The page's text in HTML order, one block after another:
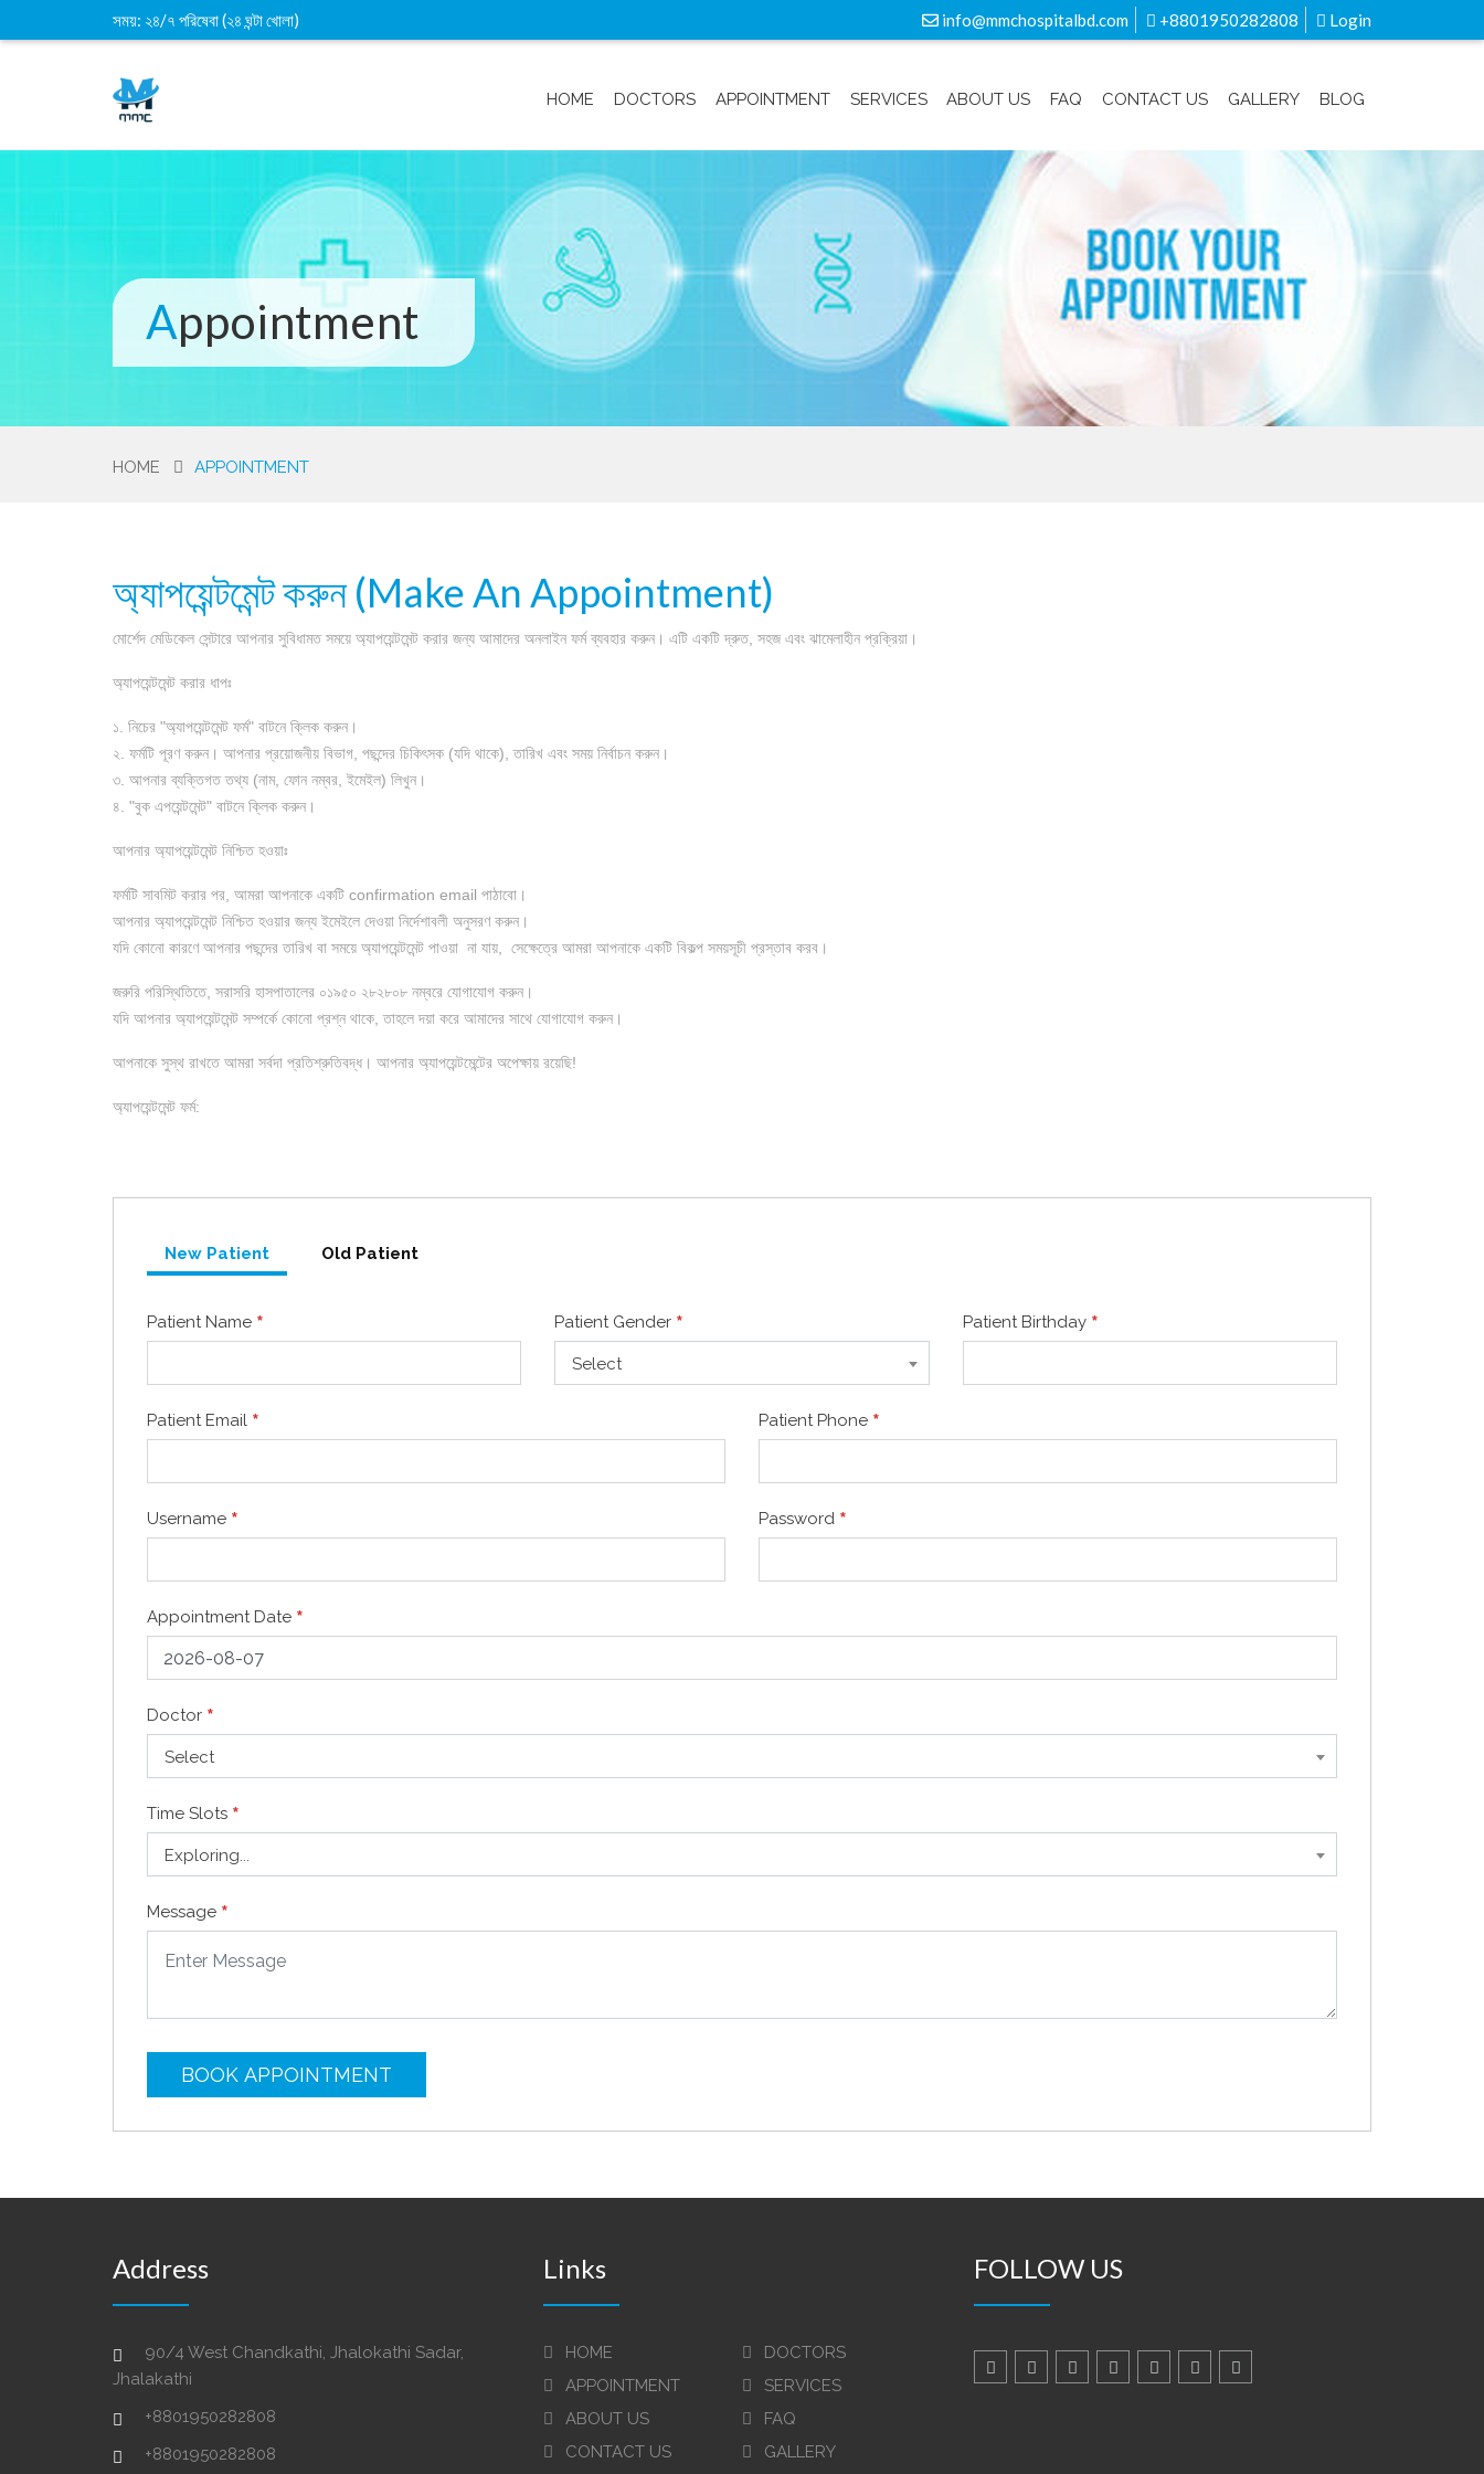
সময়: ২৪/৭ পরিষেবা (২৪ ঘন্টা খোলা) info@mmchospitalbd.com +8801950282808 Login
HOME DOCTORS APPOINTMENT SERVICES ABOUT US FAQ CONTACT US GALLERY BLOG
Appointment
HOME APPOINTMENT
অ্যাপয়েন্টমেন্ট করুন (Make An Appointment)
মোর্শেদ মেডিকেল সেন্টারে আপনার সুবিধামত সময়ে অ্যাপয়েন্টমেন্ট করার জন্য আমাদের অনলাইন ফর্ম ব্যবহার করুন। এটি একটি দ্রুত, সহজ এবং ঝামেলাহীন প্রক্রিয়া।
অ্যাপয়েন্টমেন্ট করার ধাপঃ
১. নিচের "অ্যাপয়েন্টমেন্ট ফর্ম" বাটনে ক্লিক করুন।
২. ফর্মটি পূরণ করুন। আপনার প্রয়োজনীয় বিভাগ, পছন্দের চিকিৎসক (যদি থাকে), তারিখ এবং সময় নির্বাচন করুন।
৩. আপনার ব্যক্তিগত তথ্য (নাম, ফোন নম্বর, ইমেইল) লিখুন।
৪. "বুক এপয়েন্টমেন্ট" বাটনে ক্লিক করুন।
আপনার অ্যাপয়েন্টমেন্ট নিশ্চিত হওয়াঃ
ফর্মটি সাবমিট করার পর, আমরা আপনাকে একটি confirmation email পাঠাবো।
আপনার অ্যাপয়েন্টমেন্ট নিশ্চিত হওয়ার জন্য ইমেইলে দেওয়া নির্দেশাবলী অনুসরণ করুন।
যদি কোনো কারণে আপনার পছন্দের তারিখ বা সময়ে অ্যাপয়েন্টমেন্ট পাওয়া না যায়, সেক্ষেত্রে আমরা আপনাকে একটি বিকল্প সময়সূচী প্রস্তাব করব।
জরুরি পরিস্থিতিতে, সরাসরি হাসপাতালের ০১৯৫০ ২৮২৮০৮ নম্বরে যোগাযোগ করুন।
যদি আপনার অ্যাপয়েন্টমেন্ট সম্পর্কে কোনো প্রশ্ন থাকে, তাহলে দয়া করে আমাদের সাথে যোগাযোগ করুন।
আপনাকে সুস্থ রাখতে আমরা সর্বদা প্রতিশ্রুতিবদ্ধ। আপনার অ্যাপয়েন্টমেন্টের অপেক্ষায় রয়েছি!
অ্যাপয়েন্টমেন্ট ফর্ম:
New Patient Old Patient
Patient Name * Patient Gender *
Select
Patient Birthday *
Patient Email * Patient Phone *
Username * Password *
Appointment Date *
Doctor *
Select
Time Slots *
Exploring...
Message *
BOOK APPOINTMENT
Address
90/4 West Chandkathi, Jhalokathi Sadar,
Jhalakathi
+8801950282808
+8801950282808
Links
HOME
DOCTORS
APPOINTMENT
SERVICES
ABOUT US
FAQ
CONTACT US
GALLERY
FOLLOW US